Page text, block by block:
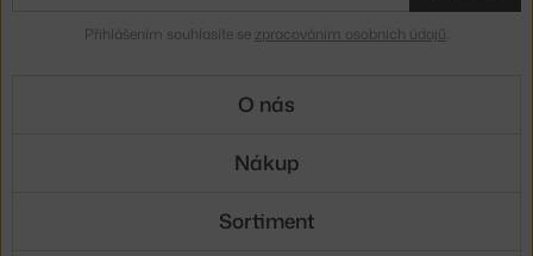
Přihlášením souhlasíte se zpracováním osobních údajů
O nás
Nákup
Sortiment